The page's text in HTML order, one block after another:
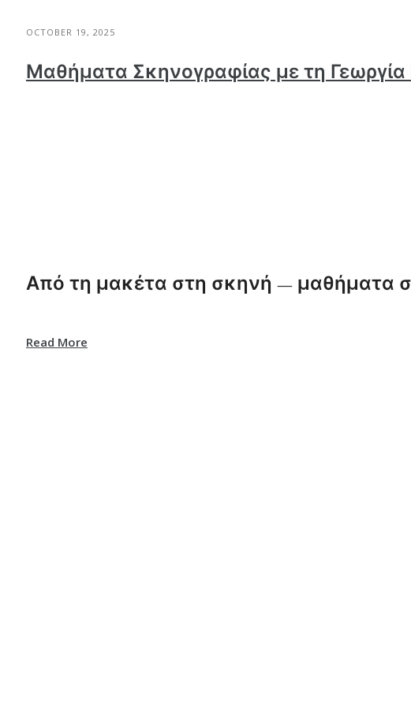
OCTOBER 19, 2025
Μαθήματα Σκηνογραφίας με τη
Από τη μακέτα στη σκηνή — μαθήματα
Read More